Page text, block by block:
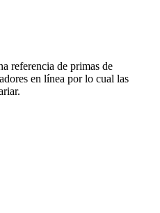
referencia de primas de
en línea por lo cual las